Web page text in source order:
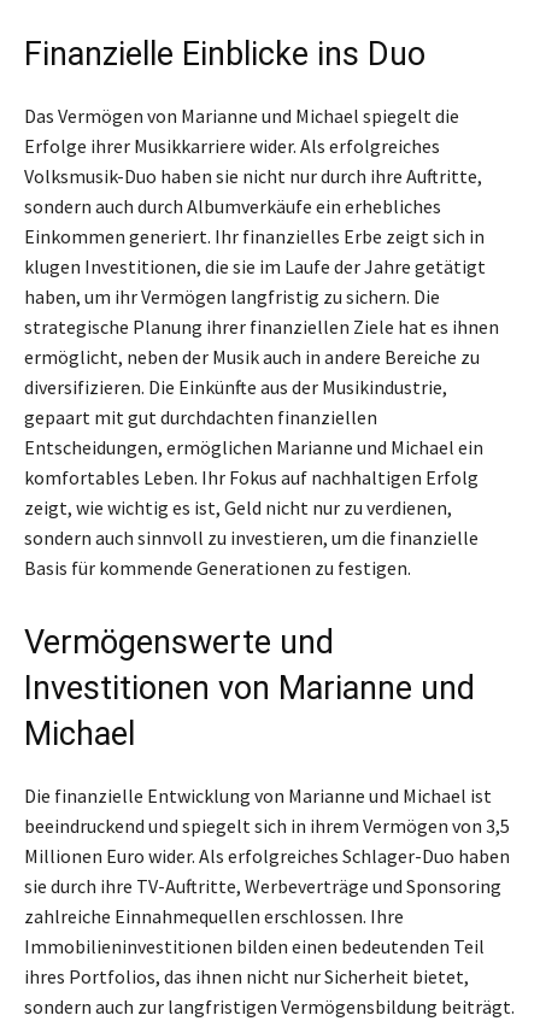
Finanzielle Einblicke ins Duo
Das Vermögen von Marianne und Michael spiegelt die
Erfolge ihrer Musikkarriere wider. Als erfolgreiches
Volksmusik-Duo haben sie nicht nur durch ihre Auftritte,
sondern auch durch Albumverkäufe ein erhebliches
Einkommen generiert. Ihr finanzielles Erbe zeigt sich in
klugen Investitionen, die sie im Laufe der Jahre getätigt
haben, um ihr Vermögen langfristig zu sichern. Die
strategische Planung ihrer finanziellen Ziele hat es ihnen
ermöglicht, neben der Musik auch in andere Bereiche zu
diversifizieren. Die Einkünfte aus der Musikindustrie,
gepaart mit gut durchdachten finanziellen
Entscheidungen, ermöglichen Marianne und Michael ein
komfortables Leben. Ihr Fokus auf nachhaltigen Erfolg
zeigt, wie wichtig es ist, Geld nicht nur zu verdienen,
sondern auch sinnvoll zu investieren, um die finanzielle
Basis für kommende Generationen zu festigen.
Vermögenswerte und
Investitionen von Marianne und
Michael
Die finanzielle Entwicklung von Marianne und Michael ist
beeindruckend und spiegelt sich in ihrem Vermögen von 3,5
Millionen Euro wider. Als erfolgreiches Schlager-Duo haben
sie durch ihre TV-Auftritte, Werbeverträge und Sponsoring
zahlreiche Einnahmequellen erschlossen. Ihre
Immobilieninvestitionen bilden einen bedeutenden Teil
ihres Portfolios, das ihnen nicht nur Sicherheit bietet,
sondern auch zur langfristigen Vermögensbildung beiträgt.